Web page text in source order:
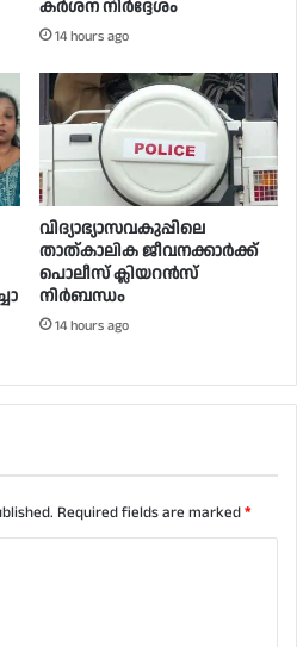
കർശന നിർദ്ദേശം
14 hours ago
വിദ്യാഭ്യാസവകുപ്പിലെ
താത്കാലിക ജീവനക്കാർക്ക്
പൊലീസ് ക്ലിയറൻസ്
നിർബന്ധം
14 hours ago
Required fields are marked*